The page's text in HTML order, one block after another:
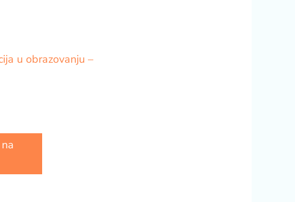
u obrazovanju –